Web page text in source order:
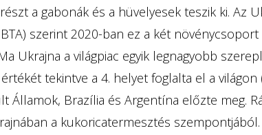
a gabonák és a hüvelyesek teszik ki. Az
szerint 2020-ban ez a két
Ukrajna a világpiac egyik legnagyobb
tekintve a 4. helyet foglalta el a
Államok, Brazília és Argentína előzte meg.
a kukoricatermesztés